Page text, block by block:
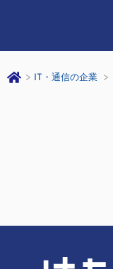
IT・通信の企業